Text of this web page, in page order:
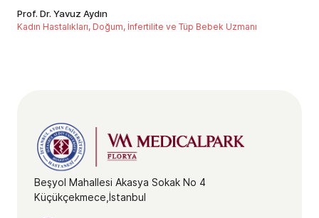
Prof. Dr. Yavuz Aydın
Kadın Hastalıkları, Doğum, İnfertilite ve Tüp Bebek Uzmanı
Beşyol Mahallesi Akasya Sokak No 4
Küçükçekmece,İstanbul